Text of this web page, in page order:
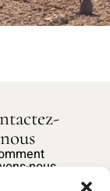
nous
nous
aider ?